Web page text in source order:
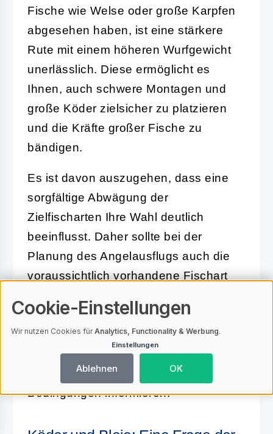
Fische wie Welse oder große Karpfen
abgesehen haben, ist eine stärkere
Rute mit einem höheren Wurfgewicht
unerlässlich. Diese ermöglicht es
Ihnen, auch schwere Montagen und
große Köder zielsicher zu platzieren
und die Kräfte großer Fische zu
bändigen.
Es ist davon auszugehen, dass eine
sorgfältige Abwägung der
Zielfischarten Ihre Wahl deutlich
beeinflusst. Daher sollte bei der
Planung des Angelausflugs auch die
voraussichtlich vorhandene Fischart
richtige Grundangelrute
auszuwählen. Wir werden Sie im
nächsten Abschnitt über die idealen
Köder und Bleie für verschiedenste
Bedingungen informieren.
Cookie-Einstellungen
Wir nutzen Cookies fürAnalytics, Functionality & Werbung.
Einstellungen
Ablehnen OK